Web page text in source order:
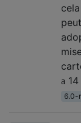
14
6.0-